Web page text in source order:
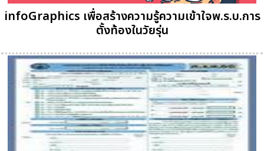
infoGraphics เพื่อสร้างความรู้ความเข้าใจพ.ร.บ.การ
ตั้งท้องในวัยรุ่น